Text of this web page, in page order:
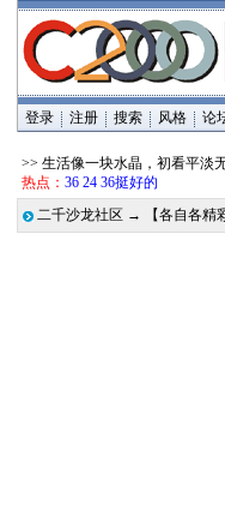
登录 注册 搜索 风格 论
>> 生活像一块水晶，初看平淡
热点： 36 24 36挺好的
二千沙龙社区 → 【各自各